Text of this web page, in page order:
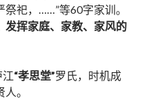
祀，……”等60字家训。
发挥家庭、家教、家风的
江“孝思堂”罗氏，时机成
。